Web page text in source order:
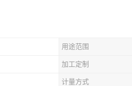
用途范围
加工定制
计量方式